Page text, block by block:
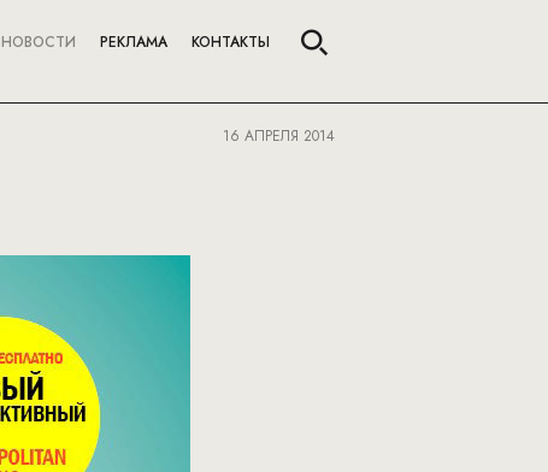
НОВОСТИ РЕКЛАМА КОНТАКТЫ
16 АПРЕЛЯ 2014